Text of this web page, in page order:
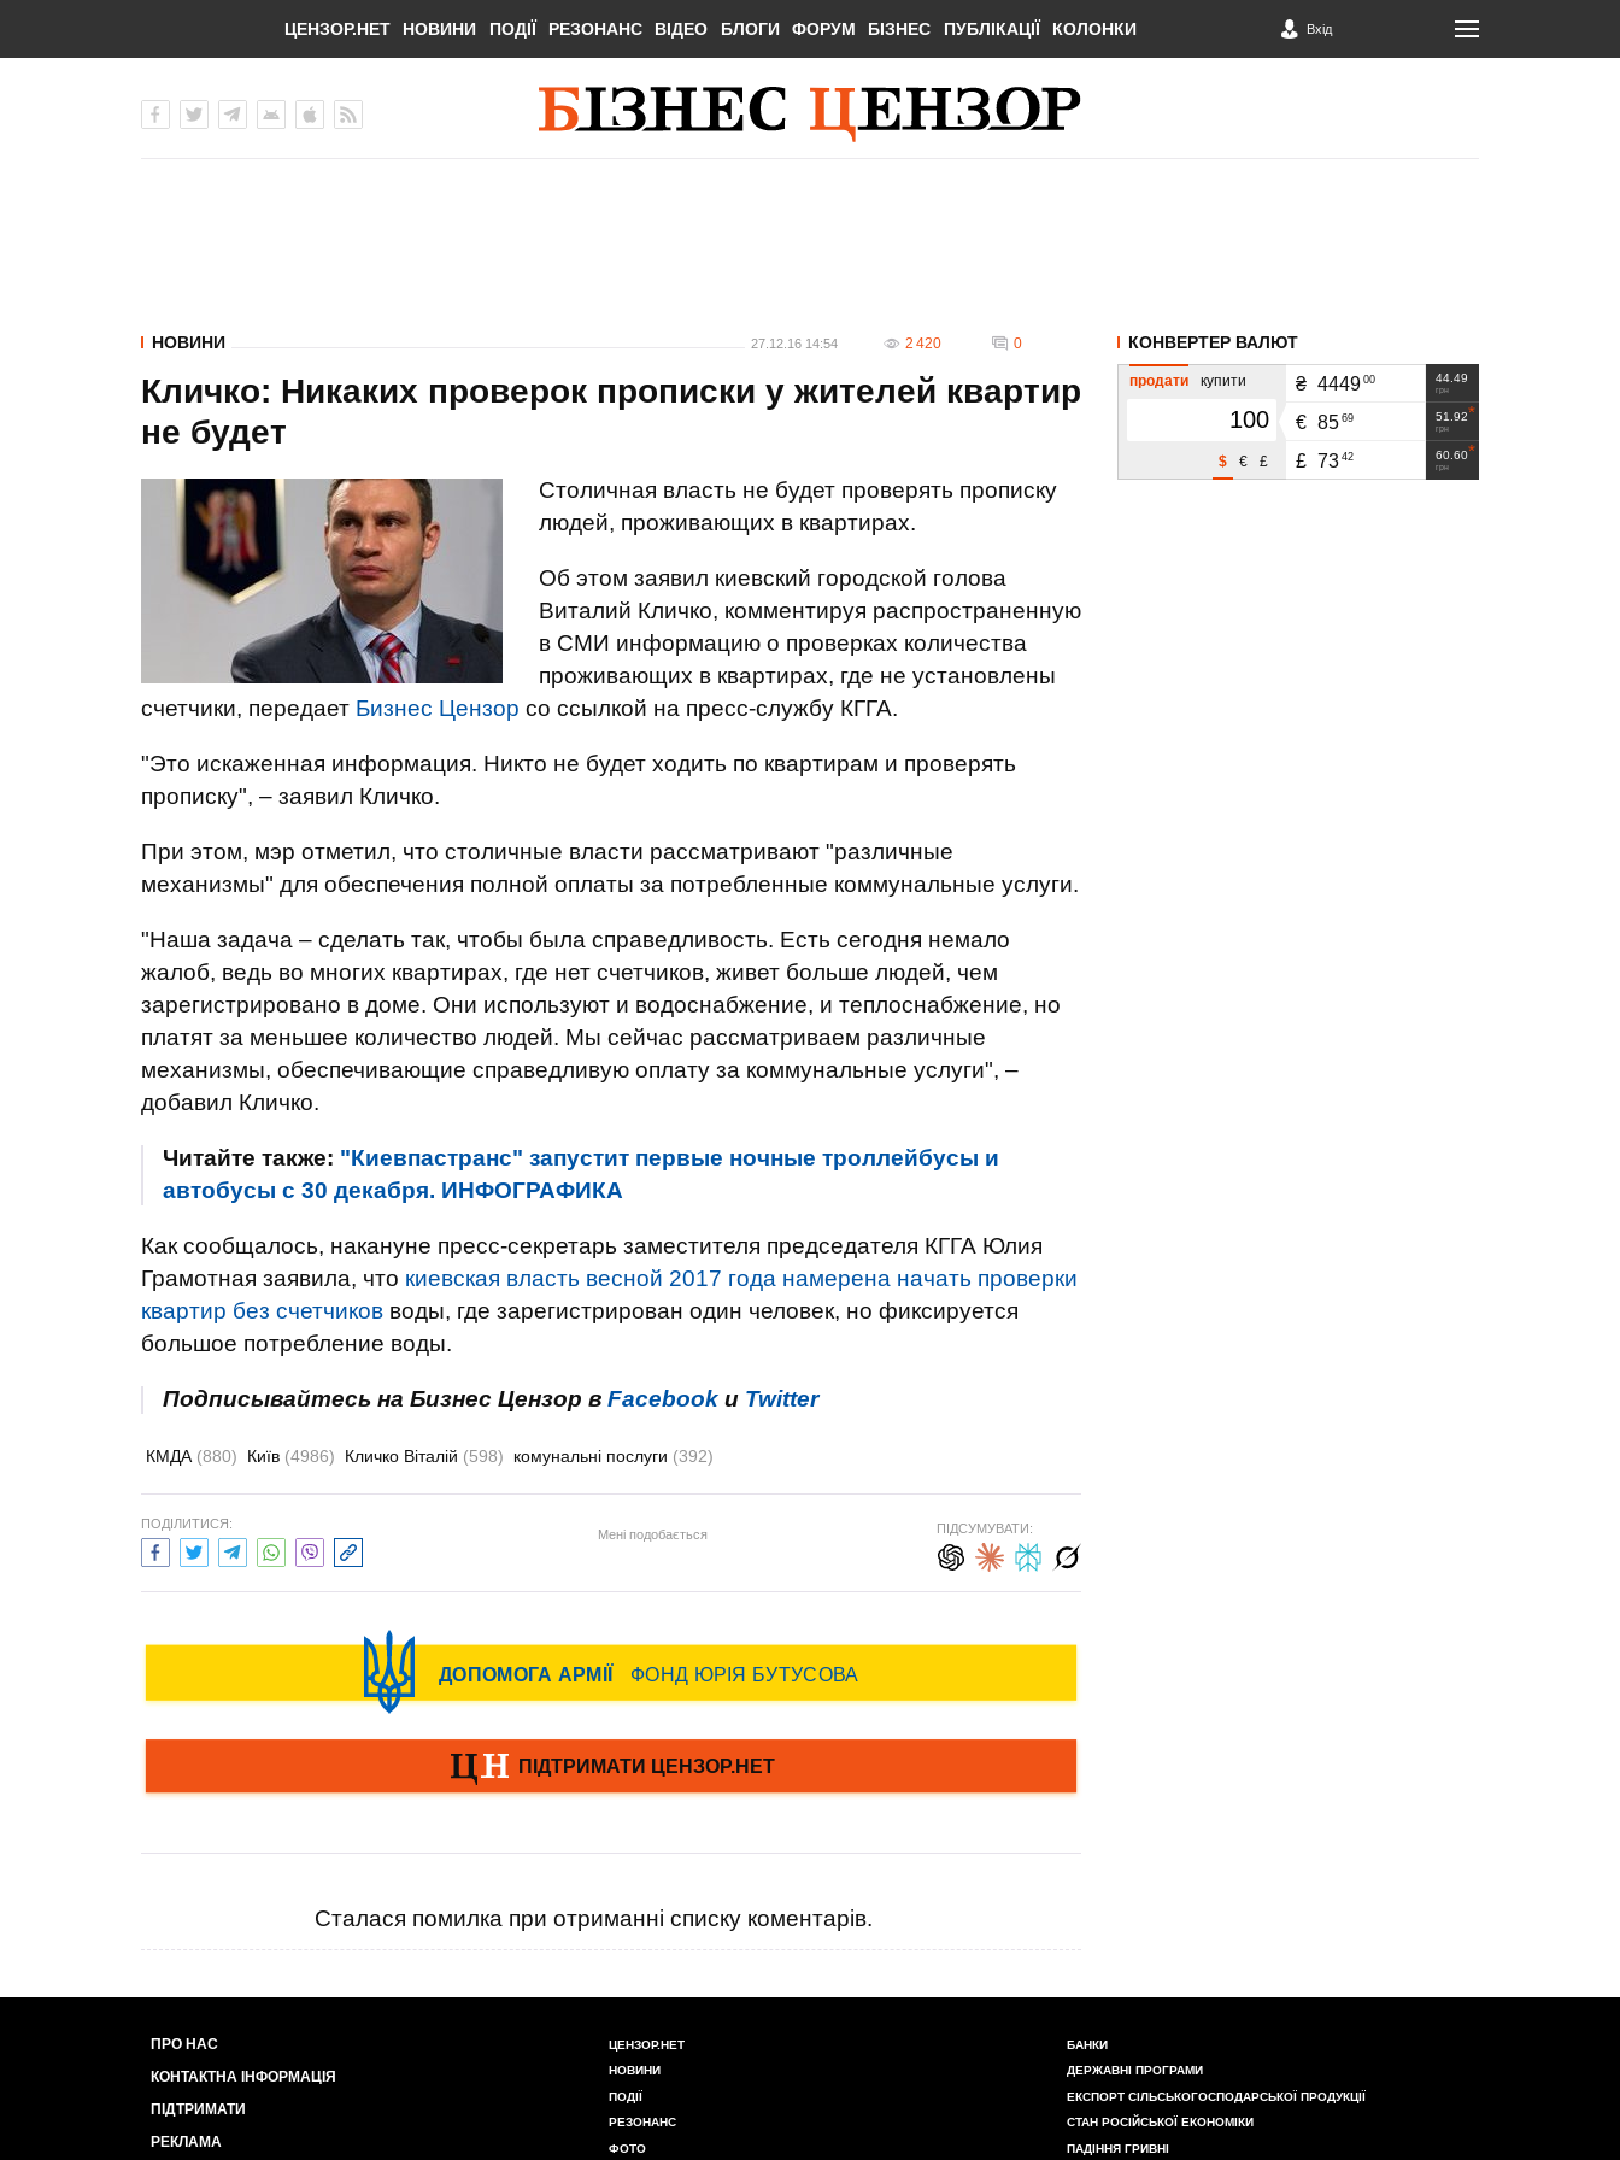
ЦЕНЗОР.НЕТ НОВИНИ ПОДІЇ РЕЗОНАНС ВІДЕО БЛОГИ ФОРУМ БІЗНЕС ПУБЛІКАЦІЇ КОЛОНКИ Вхід
НОВИНИ 27.12.16 14:54 2 420 0
Кличко: Никаких проверок прописки у жителей квартир
не будет
Столичная власть не будет проверять прописку
людей, проживающих в квартирах.
Об этом заявил киевский городской голова
Виталий Кличко, комментируя распространенную
в СМИ информацию о проверках количества
проживающих в квартирах, где не установлены
счетчики, передает Бизнес Цензор со ссылкой на пресс-службу КГГА.
"Это искаженная информация. Никто не будет ходить по квартирам и проверять
прописку", – заявил Кличко.
При этом, мэр отметил, что столичные власти рассматривают "различные
механизмы" для обеспечения полной оплаты за потребленные коммунальные услуги.
"Наша задача – сделать так, чтобы была справедливость. Есть сегодня немало
жалоб, ведь во многих квартирах, где нет счетчиков, живет больше людей, чем
зарегистрировано в доме. Они используют и водоснабжение, и теплоснабжение, но
платят за меньшее количество людей. Мы сейчас рассматриваем различные
механизмы, обеспечивающие справедливую оплату за коммунальные услуги", –
добавил Кличко.
Читайте также: "Киевпастранс" запустит первые ночные троллейбусы и
автобусы с 30 декабря. ИНФОГРАФИКА
Как сообщалось, накануне пресс-секретарь заместителя председателя КГГА Юлия
Грамотная заявила, что киевская власть весной 2017 года намерена начать проверки
квартир без счетчиков воды, где зарегистрирован один человек, но фиксируется
большое потребление воды.
Подписывайтесь на Бизнес Цензор в Facebook и Twitter
КМДА (880) Київ (4986) Кличко Віталій (598) комунальні послуги (392)
ПОДІЛИТИСЯ:
Мені подобається ПІДСУМУВАТИ:
Сталася помилка при отриманні списку коментарів.
КОНВЕРТЕР ВАЛЮТ
продати купити
£
€
$
44.49
грн
₴ 4449 00
51.92
грн
€ 85 69
60.60
грн
£ 73 42
ПРО НАС
КОНТАКТНА ІНФОРМАЦІЯ
ПІДТРИМАТИ
РЕКЛАМА
ЦЕНЗОР.НЕТ
НОВИНИ
ПОДІЇ
РЕЗОНАНС
ФОТО
БАНКИ
ДЕРЖАВНІ ПРОГРАМИ
ЕКСПОРТ СІЛЬСЬКОГОСПОДАРСЬКОЇ ПРОДУКЦІЇ
СТАН РОСІЙСЬКОЇ ЕКОНОМІКИ
ПАДІННЯ ГРИВНІ